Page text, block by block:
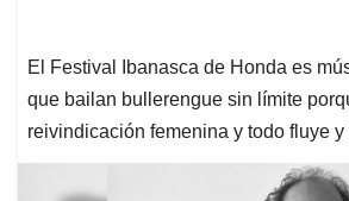
El Festival Ibanasca de Honda es
que bailan bullerengue sin límite
reivindicación femenina y todo fluye